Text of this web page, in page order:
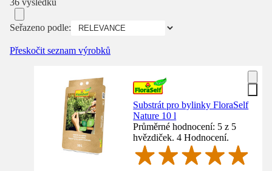
Seřazeno podle:
Přeskočit seznam výrobků
Substrát pro bylinky FloraSelf
Nature 10 l
Průměrné hodnocení: 5 z 5
hvězdiček. 4 Hodnocení.